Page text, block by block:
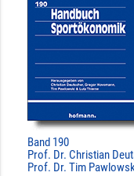
Band 190
Prof. Dr. Christian
Prof. Dr. Tim